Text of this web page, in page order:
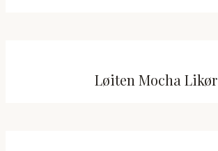
Løiten Mocha Likør